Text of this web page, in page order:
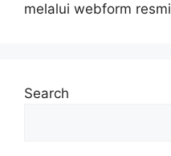
melalui webform
Search